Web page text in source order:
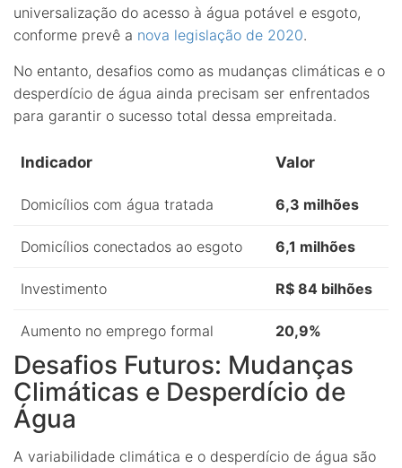
universalização do acesso à água potável e esgoto,
conforme prevê a nova legislação de 2020.
No entanto, desafios como as mudanças climáticas e o
desperdício de água ainda precisam ser enfrentados
para garantir o sucesso total dessa empreitada.
Indicador Valor
Domicílios com água tratada 6,3 milhões
Domicílios conectados ao esgoto 6,1 milhões
Investimento R$ 84 bilhões
Aumento no emprego formal 20,9%
Desafios Futuros: Mudanças
Climáticas e Desperdício de
Água
A variabilidade climática e o desperdício de água são